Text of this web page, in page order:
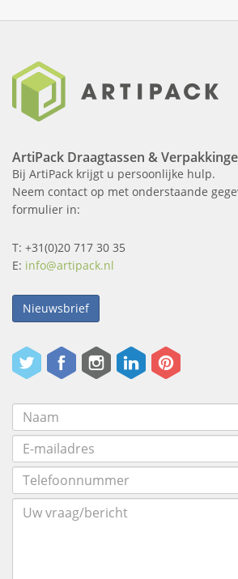
ArtiPack Draagtassen &
Bij ArtiPack krijgt u persoonlijke hulp.
Neem contact op met onderstaande
formulier in:
T: +31(0)20 717 30 35
E: info@artipack.nl
Nieuwsbrief